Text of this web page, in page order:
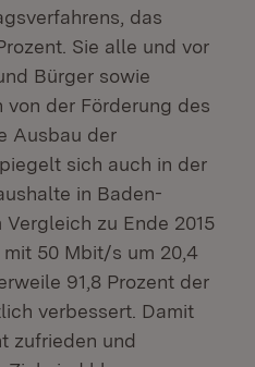
das
Sie alle und vor
Bürger sowie
von der Förderung des
Ausbau der
sich auch in der
in Baden-
zu Ende 2015
50 Mbit/s um 20,4
91,8 Prozent der
verbessert. Damit
zufrieden und